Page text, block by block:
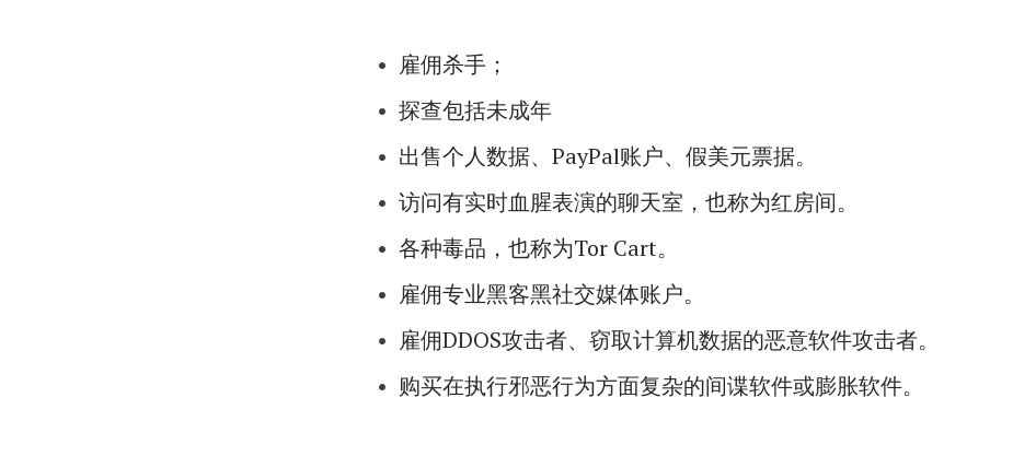
雇佣杀手；
探查包括未成年
出售个人数据、PayPal账户、假美元票据。
访问有实时血腥表演的聊天室，也称为红房间。
各种毒品，也称为Tor Cart。
雇佣专业黑客黑社交媒体账户。
雇佣DDOS攻击者、窃取计算机数据的恶意软件攻击者。
购买在执行邪恶行为方面复杂的间谍软件或膨胀软件。